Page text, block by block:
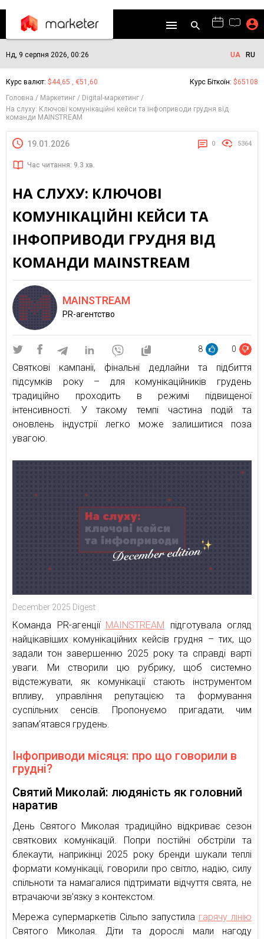
Нд, 9 серпня 2026, 00:26 UA RU
Курс валют: $44,65 , €51,60 Курс Біткоїн: $65108
Головна
Маркетинг
Digital-маркетинг
На слуху: Ключові комунікаційні кейси та інфоприводи грудня від
команди MAINSTREAM
19.01.2026 0 5364
Час читання: 9.3 хв.
НА СЛУХУ: КЛЮЧОВІ
КОМУНІКАЦІЙНІ КЕЙСИ ТА
ІНФОПРИВОДИ ГРУДНЯ ВІД
КОМАНДИ MAINSTREAM
MAINSTREAM
PR-агентство
8 0
Святкові кампанії, фінальні дедлайни та підбиття
підсумків року – для комунікаційників грудень
традиційно проходить в режимі підвищеної
інтенсивності. У такому темпі частина подій та
оновлень індустрії легко може залишитися поза
увагою.
December 2025 Digest
Команда PR-агенції MAINSTREAM
підготувала огляд
найцікавіших комунікаційних кейсів грудня – тих, що
задали тон завершенню 2025 року та справді варті
уваги. Ми створили цю рубрику, щоб системно
відстежувати, як комунікації стають інструментом
впливу, управління репутацією та формування
суспільних сенсів. Пропонуємо пригадати, чим
запам’ятався грудень.
Інфоприводи місяця: про що говорили в
грудні?
Святий Миколай: людяність як головний
наратив
День Святого Миколая традиційно відкриває сезон
святкових комунікацій. Попри постійні обстріли та
блекаути, наприкінці 2025 року бренди шукали теплі
формати комунікації, говорили про світло, надію, силу
спільноти та намагалися підтримати відчуття свята, не
втрачаючи зв’язку з контекстом.
Мережа супермаркетів Сільпо запустила гарячу лінію
Святого Миколая. Діти та дорослі мали нагоду